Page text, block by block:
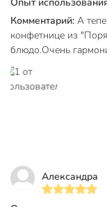
интернет-
бесплатным
Техническая
Ширина, см
Страна производства
Комментарий: А
конфетнице из
блюдо.Очень
Александра